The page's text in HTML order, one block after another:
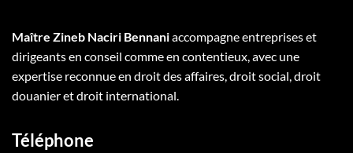
Maître Zineb Naciri Bennaniaccompagne entreprises et
dirigeants en conseil comme en contentieux, avec une
expertise reconnue en droit des affaires, droit social, droit
douanier et droit international.
Téléphone